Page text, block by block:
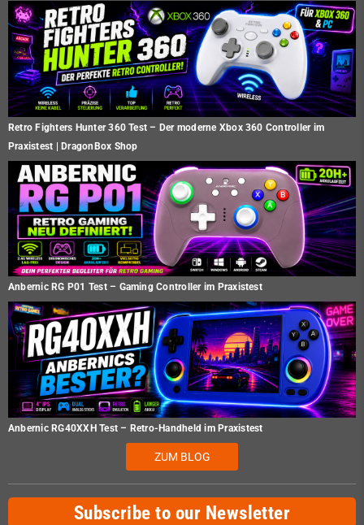
Retro Fighters Hunter 360 Test – Der moderne Xbox 360 Controller im
Praxistest | DragonBox Shop
Anbernic RG P01 Test – Gaming Controller im Praxistest
Anbernic RG40XXH Test – Retro-Handheld im Praxistest
ZUM BLOG
Subscribe to our Newsletter